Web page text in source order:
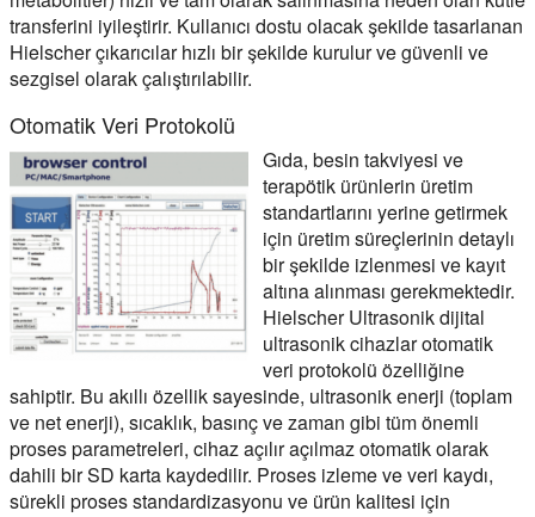
transferini iyileştirir. Kullanıcı dostu olacak şekilde tasarlanan
Hielscher çıkarıcılar hızlı bir şekilde kurulur ve güvenli ve
sezgisel olarak çalıştırılabilir.
Otomatik Veri Protokolü
Gıda, besin takviyesi ve
terapötik ürünlerin üretim
standartlarını yerine getirmek
için üretim süreçlerinin detaylı
bir şekilde izlenmesi ve kayıt
altına alınması gerekmektedir.
Hielscher Ultrasonik dijital
ultrasonik cihazlar otomatik
veri protokolü özelliğine
sahiptir. Bu akıllı özellik sayesinde, ultrasonik enerji (toplam
ve net enerji), sıcaklık, basınç ve zaman gibi tüm önemli
proses parametreleri, cihaz açılır açılmaz otomatik olarak
dahili bir SD karta kaydedilir. Proses izleme ve veri kaydı,
sürekli proses standardizasyonu ve ürün kalitesi için